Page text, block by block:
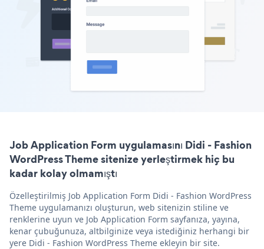
Job Application Form uygulamasını Didi - Fashion
WordPress Theme sitenize yerleştirmek hiç bu
kadar kolay olmamıştı
Özelleştirilmiş Job Application Form Didi - Fashion WordPress
Theme uygulamanızı oluşturun, web sitenizin stiline ve
renklerine uyun ve Job Application Form sayfanıza, yayına,
kenar çubuğunuza, altbilginize veya istediğiniz herhangi bir
yere Didi - Fashion WordPress Theme ekleyin bir site.